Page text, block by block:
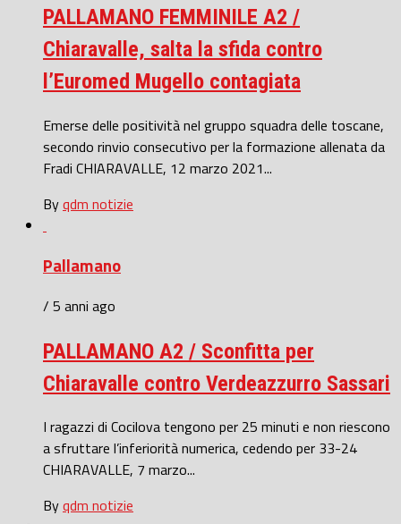
PALLAMANO FEMMINILE A2 /
Chiaravalle, salta la sfida contro
l’Euromed Mugello contagiata
Emerse delle positività nel gruppo squadra delle toscane,
secondo rinvio consecutivo per la formazione allenata da
Fradi CHIARAVALLE, 12 marzo 2021...
Byqdm notizie
Pallamano
/ 5 anni ago
PALLAMANO A2 / Sconfitta per
Chiaravalle contro Verdeazzurro Sassari
I ragazzi di Cocilova tengono per 25 minuti e non riescono
a sfruttare l’inferiorità numerica, cedendo per 33-24
CHIARAVALLE, 7 marzo...
Byqdm notizie